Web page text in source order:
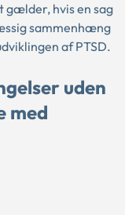
gælder, hvis en sag
sammenhæng
af PTSD.
uden
med